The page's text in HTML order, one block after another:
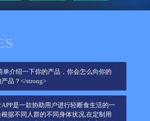
单介绍一下你的产品，你会怎么向你的
品？</strong>
是一款协助用户进行轻断食生活的一
根据不同人群的不同身体状况,在定制用